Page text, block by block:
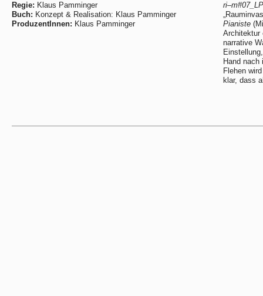
Regie: Klaus Pamminger
Buch: Konzept & Realisation: Klaus Pamminger
ProduzentInnen: Klaus Pamminger
ri–m#07_LP
Pianiste
Architektur
narrative
Hand
Flehen
klar, dass